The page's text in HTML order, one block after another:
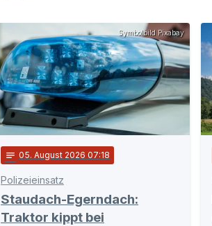
Symbolbild Pixabay
notes 05. August 2026 07:18
Polizeieinsatz
Staudach-Egerndach:
Traktor kippt bei